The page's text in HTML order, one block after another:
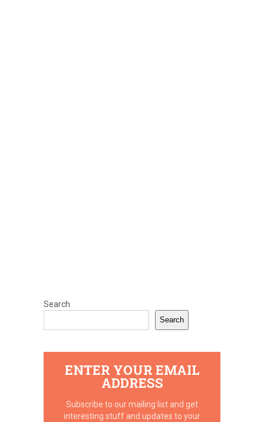
Search
Search
ENTER YOUR EMAIL
ADDRESS
Subscribe to our mailing list and get
interesting stuff and updates to your